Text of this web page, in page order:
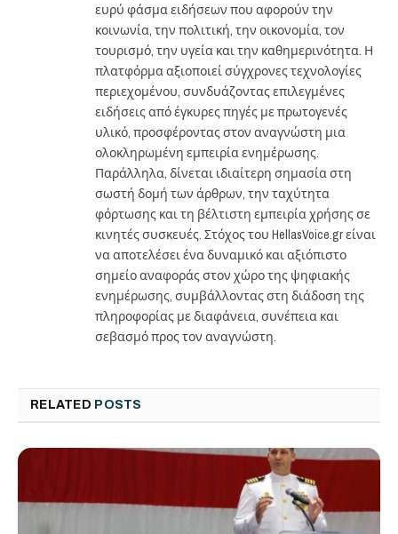
ευρύ φάσμα ειδήσεων που αφορούν την
κοινωνία, την πολιτική, την οικονομία, τον
τουρισμό, την υγεία και την καθημερινότητα. Η
πλατφόρμα αξιοποιεί σύγχρονες τεχνολογίες
περιεχομένου, συνδυάζοντας επιλεγμένες
ειδήσεις από έγκυρες πηγές με πρωτογενές
υλικό, προσφέροντας στον αναγνώστη μια
ολοκληρωμένη εμπειρία ενημέρωσης.
Παράλληλα, δίνεται ιδιαίτερη σημασία στη
σωστή δομή των άρθρων, την ταχύτητα
φόρτωσης και τη βέλτιστη εμπειρία χρήσης σε
κινητές συσκευές. Στόχος του HellasVoice.gr είναι
να αποτελέσει ένα δυναμικό και αξιόπιστο
σημείο αναφοράς στον χώρο της ψηφιακής
ενημέρωσης, συμβάλλοντας στη διάδοση της
πληροφορίας με διαφάνεια, συνέπεια και
σεβασμό προς τον αναγνώστη.
RELATED POSTS